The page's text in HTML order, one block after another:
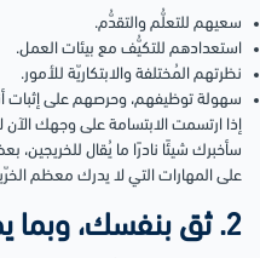
سعيهم للتعلُّم والتقدُّم.
استعدادهم للتكيُّف مع بيئات العمل.
نظرتهم المُختلفة والابتكاريّة للأمور.
سهولة توظيفهم، وحرصهم على إثبات
إذا ارتسمت الابتسامة على وجهك
سأخبرك شيئًا نادرًا ما يُقال
على المهارات التي لا يدرك معظم
2. ثق بنفسك، وبما يمكنك تقديمه